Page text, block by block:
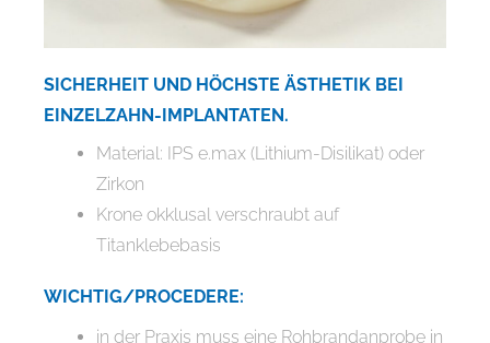
SICHERHEIT UND HÖCHSTE ÄSTHETIK BEI
EINZELZAHN-IMPLANTATEN.
Material: IPS e.max (Lithium-Disilikat) oder
Zirkon
Krone okklusal verschraubt auf
Titanklebebasis
WICHTIG/PROCEDERE:
in der Praxis muss eine Rohbrandanprobe in